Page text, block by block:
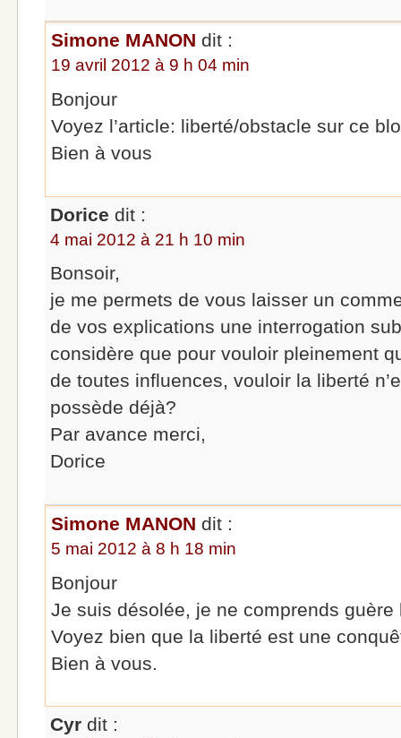
Simone MANON dit :
19 avril 2012 à 9 h 04 min
Bonjour
Voyez l’article: liberté/obstacle sur ce
Bien à vous
Dorice dit :
4 mai 2012 à 21 h 10 min
Bonsoir,
je me permets de vous laisser un
de vos explications une interrogation
considère que pour vouloir pleinement
de toutes influences, vouloir la liberté
possède déjà?
Par avance merci,
Dorice
Simone MANON dit :
5 mai 2012 à 8 h 18 min
Bonjour
Je suis désolée, je ne comprends guère
Voyez bien que la liberté est une
Bien à vous.
Cyr dit :